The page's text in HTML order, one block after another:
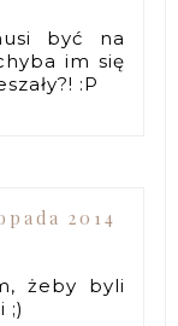
być na
im się
:P
2014
żeby byli
;)